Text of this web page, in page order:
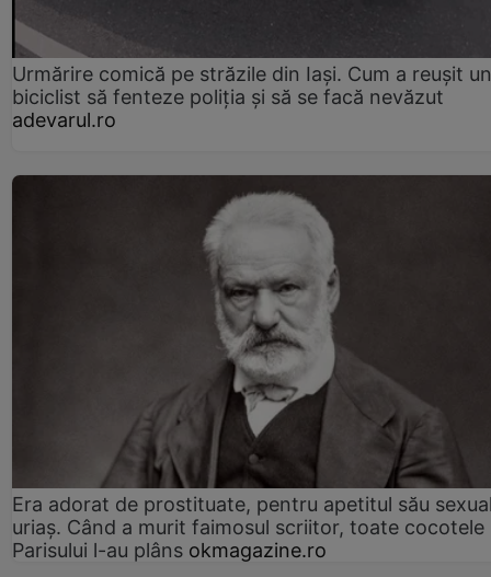
Urmărire comică pe străzile din Iași. Cum a reușit un
biciclist să fenteze poliția și să se facă nevăzut
adevarul.ro
Era adorat de prostituate, pentru apetitul său
uriaș. Când a murit faimosul scriitor, toate cocotele
Parisului l-au plâns okmagazine.ro